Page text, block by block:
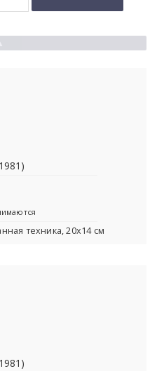
техника, 20x14 см